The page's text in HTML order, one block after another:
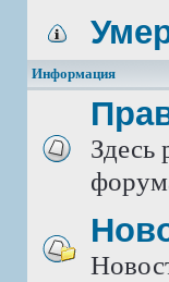
Информация
Здесь